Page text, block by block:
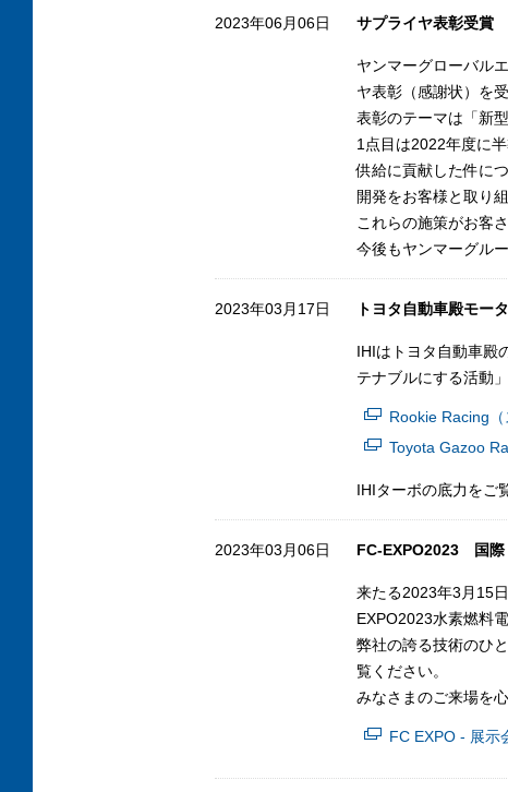
2023年06月06日 サプライヤ表彰受賞
ヤンマーグローバル
ヤ表彰（感謝状）を
表彰のテーマは「新
1点目は2022年度に
供給に貢献した件に
開発をお客様と取り
これらの施策がお客
今後もヤンマーグル
2023年03月17日 トヨタ自動車殿モー
IHIはトヨタ自動車殿
テナブルにする活動
Rookie Racing（
Toyota Gazoo
IHIターボの底力をご
2023年03月06日 FC-EXPO2023 国際
来たる2023年3月15
EXPO2023水素燃料
弊社の誇る技術のひ
覧ください。
みなさまのご来場を
FC EXPO - 展示